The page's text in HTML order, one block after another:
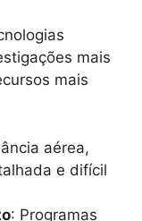
mais
mais
aérea,
e difícil
: Programas